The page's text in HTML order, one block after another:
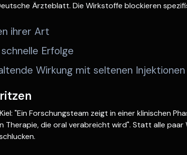
Ärzteblatt. Die Wirkstoffe blockieren
ihrer Art
Erfolge
Wirkung mit seltenen Injektionen
"Ein Forschungsteam zeigt in einer klinischen
Therapie, die oral verabreicht wird". Statt alle paar